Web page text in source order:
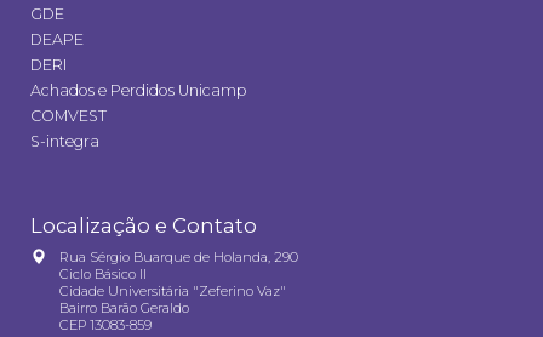
GDE
DEAPE
DERI
Achados e Perdidos Unicamp
COMVEST
S-integra
Localização e Contato
Rua Sérgio Buarque de Holanda, 290
Ciclo Básico II
Cidade Universitária "Zeferino Vaz"
Bairro Barão Geraldo
CEP 13083-859